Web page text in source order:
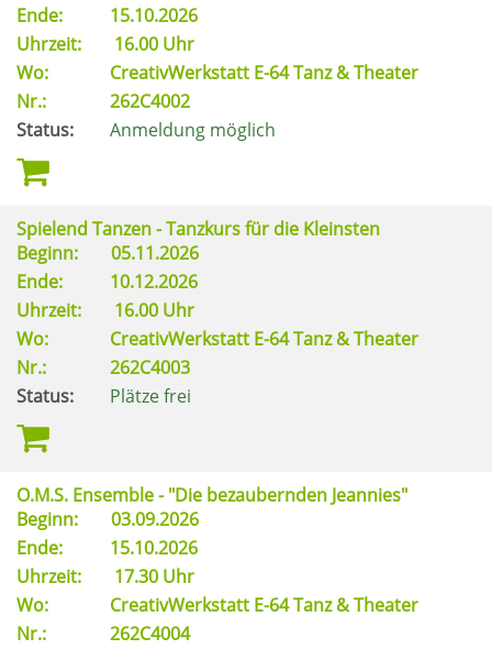
Ende:
15.10.2026
Uhrzeit:
16.00 Uhr
Wo:
CreativWerkstatt E-64 Tanz & Theater
Nr.:
262C4002
Status:
Anmeldung möglich
Spielend Tanzen - Tanzkurs für die Kleinsten
Beginn:
05.11.2026
Ende:
10.12.2026
Uhrzeit:
16.00 Uhr
Wo:
CreativWerkstatt E-64 Tanz & Theater
Nr.:
262C4003
Status:
Plätze frei
O.M.S. Ensemble - "Die bezaubernden Jeannies"
Beginn:
03.09.2026
Ende:
15.10.2026
Uhrzeit:
17.30 Uhr
Wo:
CreativWerkstatt E-64 Tanz & Theater
Nr.:
262C4004